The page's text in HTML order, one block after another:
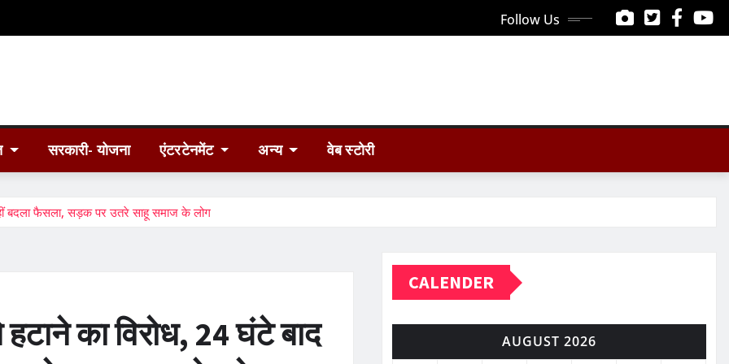
Follow Us
सरकारी- योजना एंटरटेनमेंट अन्य वेब स्टोरी
बदला फैसला, सड़क पर उतरे साहू समाज के लोग
का विरोध, 24 घंटे बाद
CALENDER
AUGUST 2026